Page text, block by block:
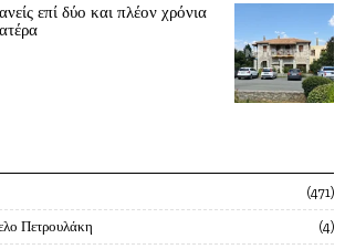
επί δύο και πλέον χρόνια
471
Πετρουλάκη 4